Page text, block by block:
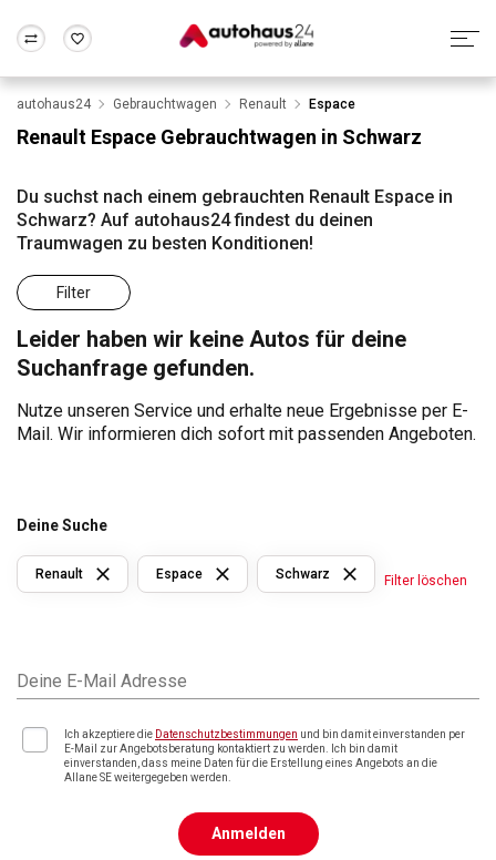
Wir bewerten dein Auto
Alle Fragen & Antworten
Rund um die Inzahlungnahme
Frankfurt Wuppertal
autohaus24 Gebrauchtwagen Renault Espace
Renault Espace Gebrauchtwagen in Schwarz
Du suchst nach einem gebrauchten Renault Espace in
Schwarz? Auf autohaus24 findest du deinen
Traumwagen zu besten Konditionen!
Filter
Leider haben wir keine Autos für deine
Suchanfrage gefunden.
Nutze unseren Service und erhalte neue Ergebnisse per E-
Mail. Wir informieren dich sofort mit passenden Angeboten.
Deine Suche
Renault Espace Schwarz Filter löschen
Deine E-Mail Adresse
Ich akzeptiere die Datenschutzbestimmungen und bin damit einverstanden per
E-Mail zur Angebotsberatung kontaktiert zu werden. Ich bin damit
einverstanden, dass meine Daten für die Erstellung eines Angebots an die
Allane SE weitergegeben werden.
Anmelden